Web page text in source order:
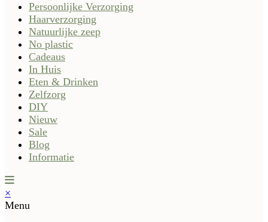
Persoonlijke Verzorging
Haarverzorging
Natuurlijke zeep
No plastic
Cadeaus
In Huis
Eten & Drinken
Zelfzorg
DIY
Nieuw
Sale
Blog
Informatie
×
Menu